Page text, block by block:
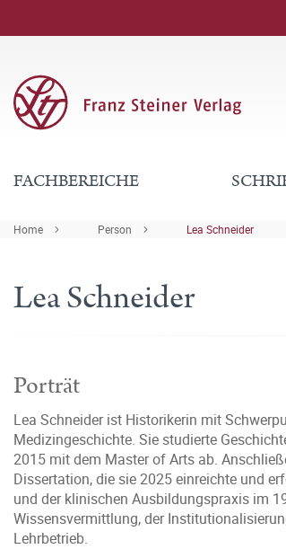
FACHBEREICHE
Home Person Lea Schneider
Lea Schneider
Porträt
Lea Schneider ist Historikerin mit
Medizingeschichte. Sie studierte
2015 mit dem Master of Arts ab.
Dissertation, die sie 2025 einreichte und
und der klinischen Ausbildungspraxis im
Wissensvermittlung, der
Lehrbetrieb.